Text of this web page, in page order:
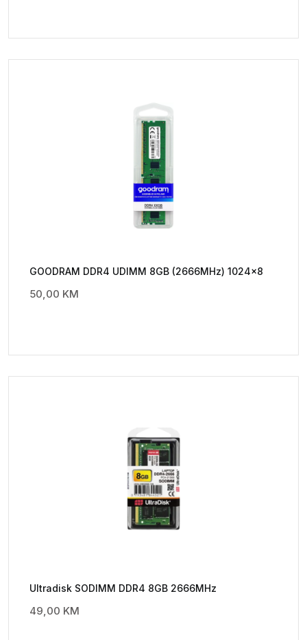
GOODRAM DDR4 UDIMM 8GB (2666MHz) 1024×8
50,00 KM
Ultradisk SODIMM DDR4 8GB 2666MHz
49,00 KM